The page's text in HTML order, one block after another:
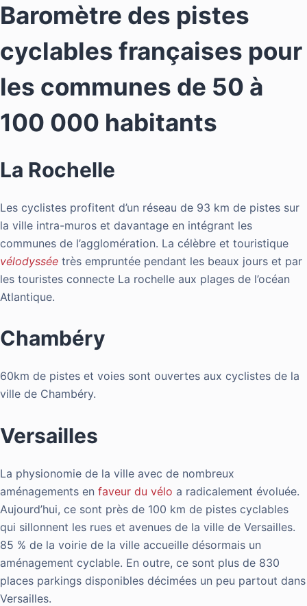
Baromètre des pistes
cyclables françaises pour
les communes de 50 à
100 000 habitants
La Rochelle
Les cyclistes profitent d’un réseau de 93 km de pistes sur
la ville intra-muros et davantage en intégrant les
communes de l’agglomération. La célèbre et touristique
vélodyssée très empruntée pendant les beaux jours et par
les touristes connecte La rochelle aux plages de l’océan
Atlantique.
Chambéry
60km de pistes et voies sont ouvertes aux cyclistes de la
ville de Chambéry.
Versailles
La physionomie de la ville avec de nombreux
aménagements en faveur du vélo a radicalement évoluée.
Aujourd’hui, ce sont près de 100 km de pistes cyclables
qui sillonnent les rues et avenues de la ville de Versailles.
85 % de la voirie de la ville accueille désormais un
aménagement cyclable. En outre, ce sont plus de 830
places parkings disponibles décimées un peu partout dans
Versailles.